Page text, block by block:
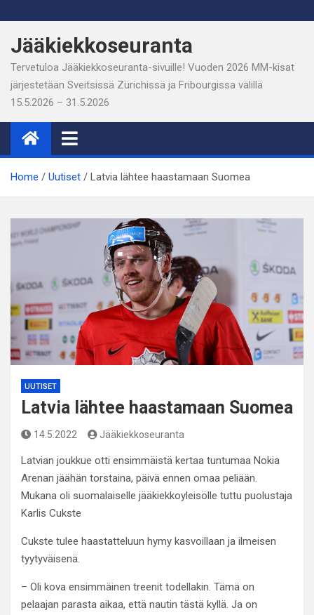
to
content
Jääkiekkoseuranta
Tervetuloa Jääkiekkoseuranta-sivuille! Vuoden 2026 MM-kisat
järjestetään Sveitsissä Zürichissä ja Fribourgissa välillä
15.5.2026 – 31.5.2026
Home Uutiset Latvia lähtee haastamaan Suomea
UUTISET
Latvia lähtee haastamaan Suomea
14.5.2022 Jääkiekkoseuranta
Latvian joukkue otti ensimmäistä kertaa tuntumaa Nokia
Arenan jäähän torstaina, päivä ennen omaa peliään.
Mukana oli suomalaiselle jääkiekkoyleisölle tuttu puolustaja
Karlis Cukste
Cukste tulee haastatteluun hymy kasvoillaan ja ilmeisen
tyytyväisenä.
– Oli kova ensimmäinen treenit todellakin. Tämä on
pelaajan parasta aikaa, että nautin tästä kyllä. Ja on